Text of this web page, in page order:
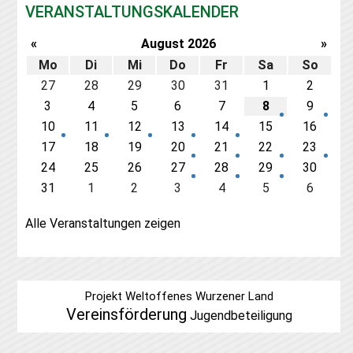
VERANSTALTUNGSKALENDER
« August 2026
»
Mo
Di Mi Do Fr Sa
So
27
28 29 30 31 1
2
3
4 5 6 7 8
9
10
11 12 13 14 15
16
17
18 19 20 21 22
23
24
25 26 27 28 29
30
31
1 2 3 4 5 6
Alle Veranstaltungen zeigen
Projekt Weltoffenes Wurzener Land
Vereinsförderung Jugendbeteiligung